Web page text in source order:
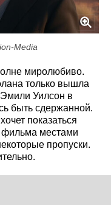
Media
миролюбиво.
только вышла
Уилсон в
быть сдержанной.
показаться
фильма местами
пропуски.